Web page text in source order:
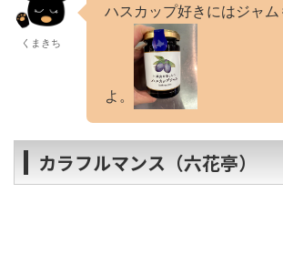
くまきち
ハスカップ好きにはジャ
よ。
カラフルマンス（六花亭）